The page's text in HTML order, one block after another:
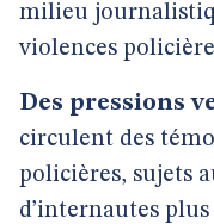
milieu
violences
Des pressions
circulent des
policières, sujets
d’internautes